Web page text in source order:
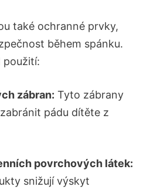
také ochranné prvky,
během spánku.
použití:
⁤zábran: Tyto zábrany
pádu dítěte z
povrchových látek:
snižují výskyt‍